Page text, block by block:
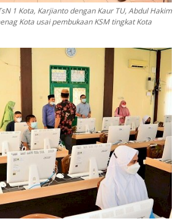
1 Kota, Karjianto dengan Kaur TU, Abdul Hakim
Kota usai pembukaan KSM tingkat Kota